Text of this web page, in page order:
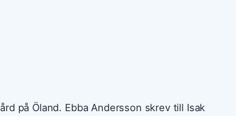
på Öland. Ebba Andersson skrev till Isak